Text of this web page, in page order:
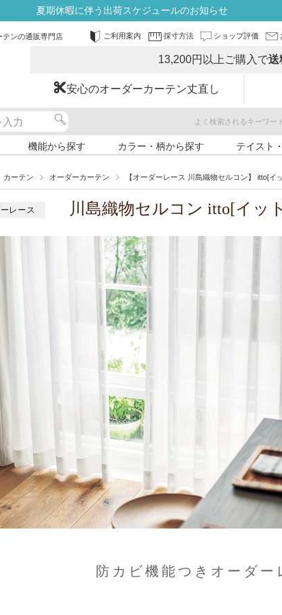
夏期休暇に伴う出荷スケジュールのお知らせ
ンの通販専門店 ご利用案内 採寸方法 ショップ評価
13,200円以上ご購入で送
安心のオーダーカーテン丈直し
よく検索されるキーワー
機能から探す カラー・柄から探す テイスト
カーテン オーダーカーテン 【オーダーレース 川島織物セルコン】 itto[イ
防カビ機能つきオーダー
レース 川島織物セルコン itto[イッ